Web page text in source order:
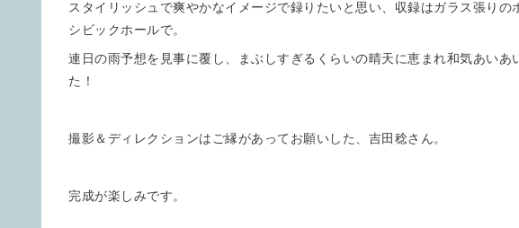
スタイリッシュで爽やかなイメージで録りたいと思い、収録はガラス張りの
シビックホールで。
連日の雨予想を見事に覆し、まぶしすぎるくらいの晴天に恵まれ和気あいあ
た！
撮影＆ディレクションはご縁があってお願いした、吉田稔さん。
完成が楽しみです。